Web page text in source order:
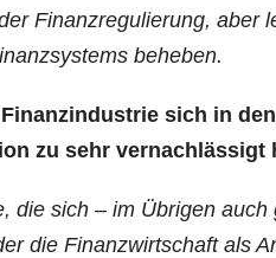
Finanz­re­gu­lie­rung,
beheben.
sich in
zu sehr ver­nach­läs­sigt
die sich – im Übri­gen
die Finanz­wirt­schaft als